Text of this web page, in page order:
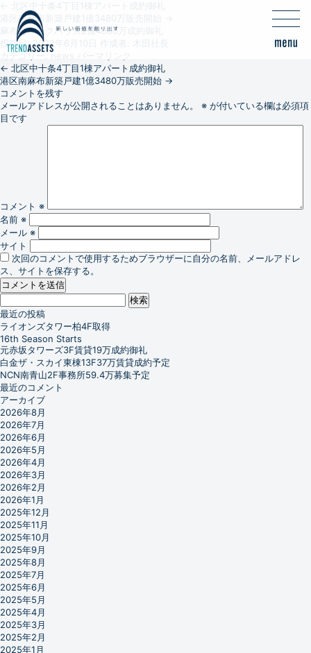
港区南麻布新築戸建1億3480万販売開始
麻布台パークハウス2億4800万成約御礼
投稿日: 2022年6月10日
カテゴリー:news
← 北区中十条4丁目1棟アパート成約御礼
港区南麻布新築戸建1億3480万販売開始 →
コメントを残す
メールアドレスが公開されることはありません。
※ が付いている欄は必須項
目です
コメント ※
名前 ※
メール ※
サイト
次回のコメントで使用するためブラウザーに自分の名前、メールアドレ
ス、サイトを保存する。
検
索:
最近の投稿
ライオンズタワー柏4F取得
16th Season Starts
元赤坂タワーズ3F賃貸19万成約御礼
白金ザ・スカイ東棟13F37万賃貸成約予定
NCN南青山2F事務所59.4万募集予定
最近のコメント
アーカイブ
2026年8月
2026年7月
2026年6月
2026年5月
2026年4月
2026年3月
2026年2月
2026年1月
2025年12月
2025年11月
2025年10月
2025年9月
2025年8月
2025年7月
2025年6月
2025年5月
2025年4月
2025年3月
2025年2月
2025年1月